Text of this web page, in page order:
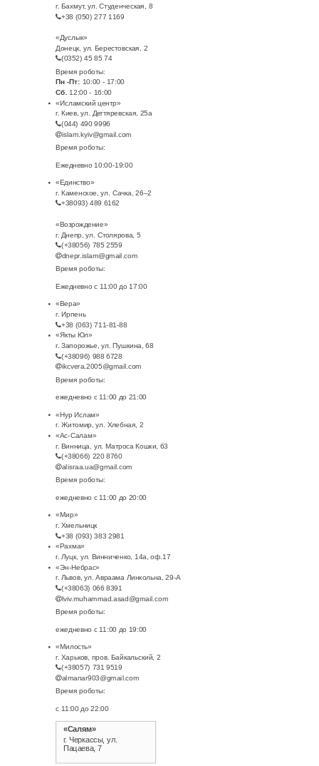
г. Бахмут, ул. Студенческая, 8
+38 (050) 277 1169
«Дуслык»
Донецк, ул. Берестовская, 2
(0352) 45 85 74
Время роботы:
Пн -Пт: 10:00 - 17:00
Сб.
12:00 - 16:00
«Исламский центр»
г. Киев, ул. Дегтяревская, 25а
(044) 490 9996
islam.kyiv@gmail.com
Время роботы:
Ежедневно 10:00-19:00
«Единство»
г. Каменское, ул. Сачка, 26–2
+38093) 489 6162
«Возрождение»
г. Днепр, ул. Столярова, 5
(+38056) 785 2559
dnepr.islam@gmail.com
Время роботы:
Ежедневно с 11:00 до 17:00
«Вера»
г. Ирпень
+38 (063) 711-81-88
«Якты Юл»
г. Запорожье, ул. Пушкина, 68
(+38096) 988 6728
ikcvera.2005@gmail.com
Время роботы:
ежедневно с 11:00 до 21:00
«Нур Ислам»
г. Житомир, ул. Хлебная, 2
«Ас-Салам»
г. Винница, ул. Матроса Кошки, 63
(+38066) 220 8760
alisraa.ua@gmail.com
Время роботы:
ежедневно с 11:00 до 20:00
«Мир»
г. Хмельницк
+38 (093) 383 2981
«Рахма»
г. Луцк, ул. Винниченко, 14а, оф.17
«Эн-Небрас»
г. Львов, ул. Авраама Линкольна, 29-А
(+38063) 066 8391
lviv.muhammad.asad@gmail.com
Время роботы:
ежедневно с 11:00 до 19:00
«Милость»
г. Харьков, пров. Байкальский, 2
(+38057) 731 9519
almanar903@gmail.com
Время роботы:
с 11:00 до 22:00
«Салям»
г. Черкассы, ул.
Пацаева, 7